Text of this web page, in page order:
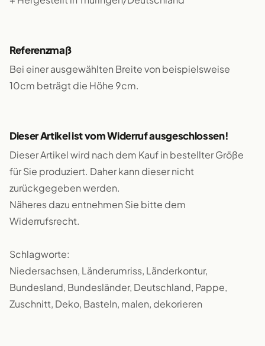
Referenzmaß
Bei einer ausgewählten Breite von beispielsweise
10cm beträgt die Höhe 9cm.
Dieser Artikel ist vom Widerruf ausgeschlossen!
Dieser Artikel wird nach dem Kauf in bestellter Größe
für Sie produziert. Daher kann dieser nicht
zurückgegeben werden.
Näheres dazu entnehmen Sie bitte dem
Widerrufsrecht.
Schlagworte:
Niedersachsen, Länderumriss, Länderkontur,
Bundesland, Bundesländer, Deutschland, Pappe,
Zuschnitt, Deko, Basteln, malen, dekorieren